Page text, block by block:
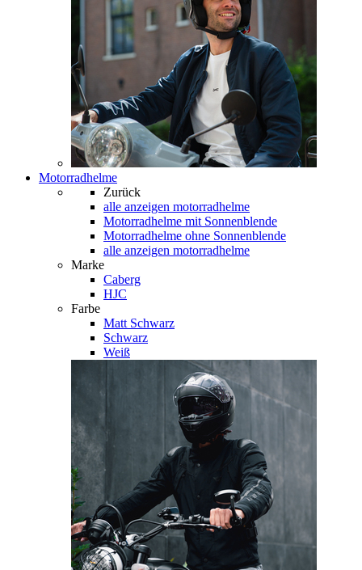
Motorradhelme
Zurück
alle anzeigen motorradhelme
Motorradhelme mit Sonnenblende
Motorradhelme ohne Sonnenblende
alle anzeigen motorradhelme
Marke
Caberg
HJC
Farbe
Matt Schwarz
Schwarz
Weiß